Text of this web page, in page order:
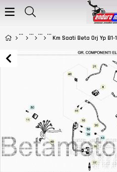
Km Saati Beta Orj Yp B1-1